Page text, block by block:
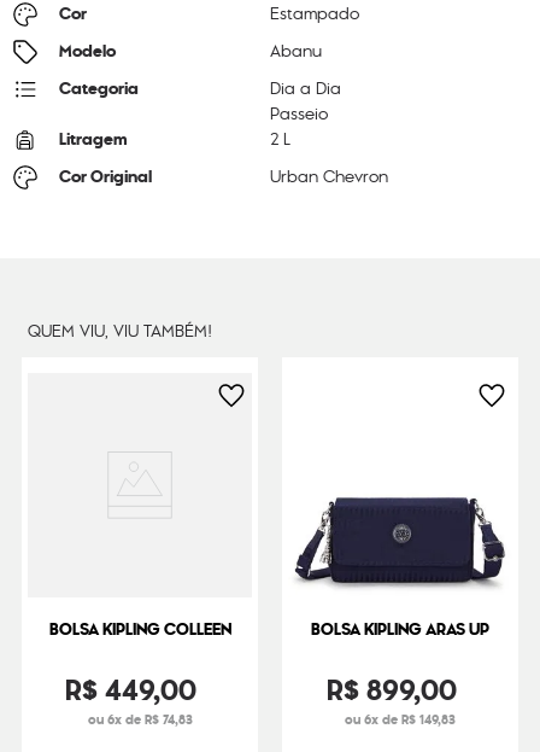
Cor Estampado
Modelo Abanu
Categoria
Dia a Dia
Passeio
Litragem 2 L
Cor Original Urban Chevron
QUEM VIU, VIU TAMBÉM!
BOLSA KIPLING COLLEEN
R$449,00
ou 6x de R$ 74,83
BOLSA KIPLING ARAS UP
R$899,00
ou 6x de R$ 149,83